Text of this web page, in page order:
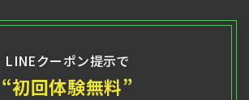
LINEクーポン提示で
“初回体験無料”